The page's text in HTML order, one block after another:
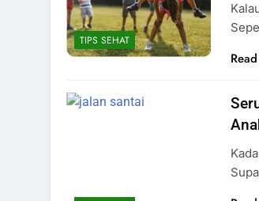
TIPS SEHAT